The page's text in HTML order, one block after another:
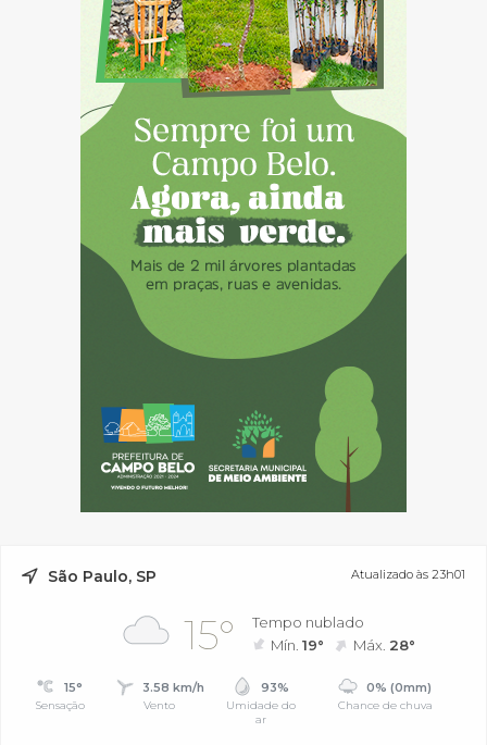
São Paulo, SP Atualizado às 23h01
15°
Tempo nublado
Mín.19° Máx. 28°
15°
Sensação
3.58 km/h
Vento
93%
Umidade do
ar
0% (0mm)
Chance de chuva